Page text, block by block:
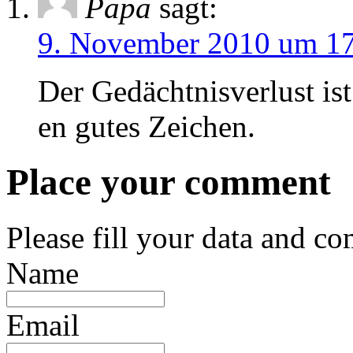
Papa sagt:
9. November 2010 um
Der Gedächtnisverlust
en gutes Zeichen.
Place your comment
Please fill your data and
Name
Email